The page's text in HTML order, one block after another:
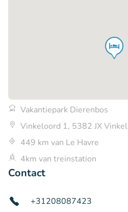
Vakantiepark Dierenbos
Vinkeloord 1, 5382 JX Vinkel
449 km van Le Havre
4km van treinstation
Contact
+31208087423